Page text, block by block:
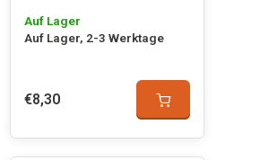
Auf Lager
Auf Lager, 2-3 Werktage
€8,30